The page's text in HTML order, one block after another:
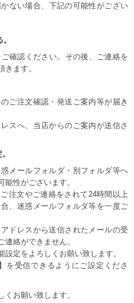
ない場合、下記の可能性がござい
確認ください。その後、ご連絡を
ます。
ご注文確認・発送ご案内等が届き
スへ、当店からのご案内が送信さ
メールフォルダ・別フォルダ等へ
性がございます。
注文やご連絡をされて24時間以上
、迷惑メールフォルダ等を一度ご
ドレスから送信されたメールの受
絡ができません。
定をよろしくお願い致します。
を受信できるようにご設定くださ
お願い致します。